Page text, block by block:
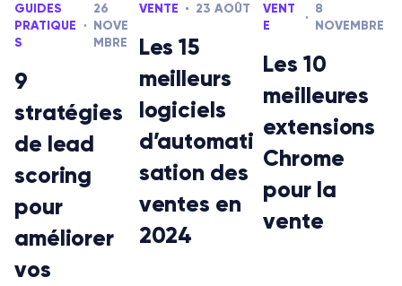
GUIDES
PRATIQUE
S
26
NOVE
MBRE
9
stratégies
de lead
scoring
pour
améliorer
vos
VENTE 23 AOÛT
Les 15
meilleurs
logiciels
d’automati
sation des
ventes en
2024
VENT
E
8
NOVEMBRE
Les 10
meilleures
extensions
Chrome
pour la
vente